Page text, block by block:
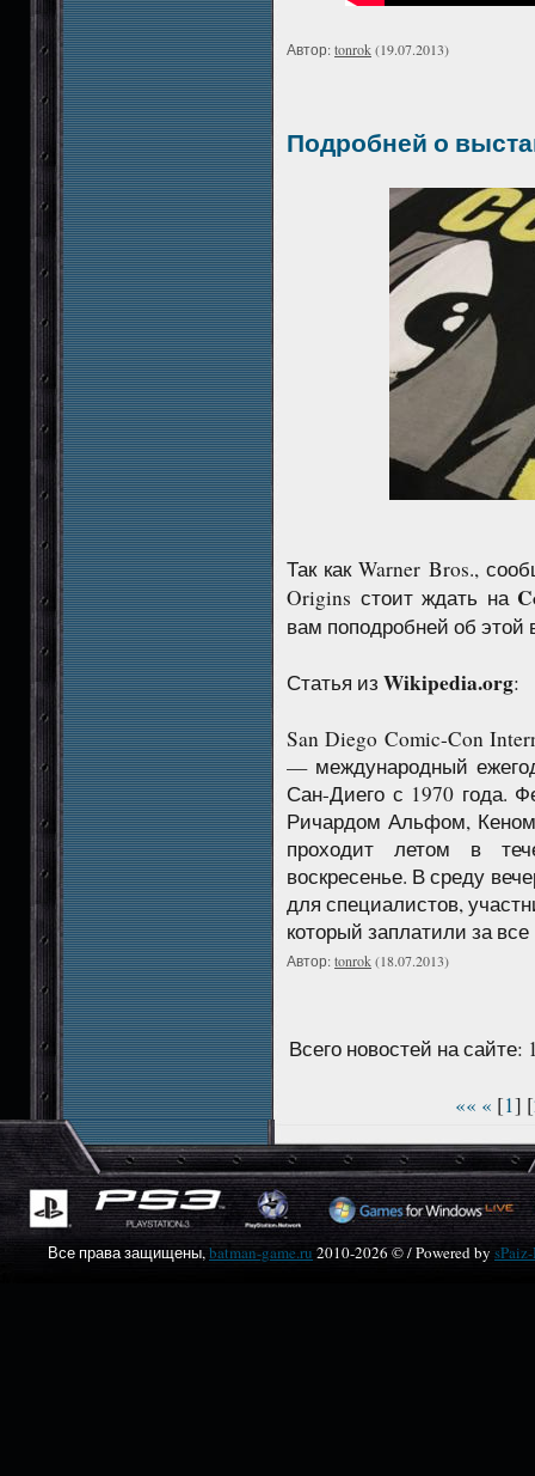
Автор:tonrok(19.07.2013)
Подробней о
Так как Warner Bros.,
Origins стоит ждать на
вам поподробней об этой
Статья из Wikipedia.org:
San Diego Comic-Con
— международный
Сан-Диего с 1970 года.
Ричардом Альфом,
проходит летом в
воскресенье. В среду
для специалистов,
который заплатили за
Автор:tonrok(18.07.2013)
Всего новостей на
«« « [1] [
Все права защищены,batman-game.ru 2010-2026 © / Powered by